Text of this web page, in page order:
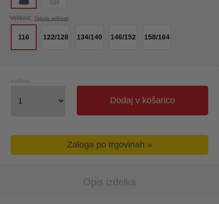
Velikost: Tabela velikosti
116 122/128 134/140 146/152 158/164
Dodaj v košarico
Količina:
Zaloga po trgovinah »
Opis izdelka